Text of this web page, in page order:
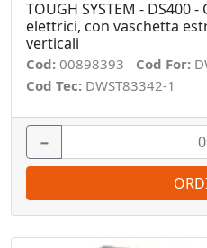
TOUGH SYSTEM - DS400
elettrici, con vaschetta
verticali
Cod: 00898393 Cod For:
Cod Tec: DWST83342-1
−